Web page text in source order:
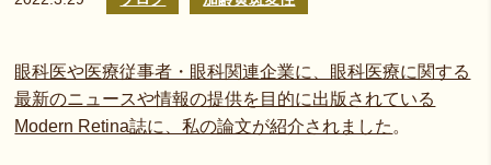
眼科医や医療従事者・眼科関連企業に、眼科医療に関する
最新のニュースや情報の提供を目的に出版されている
Modern Retina誌に、私の論文が紹介されました 。